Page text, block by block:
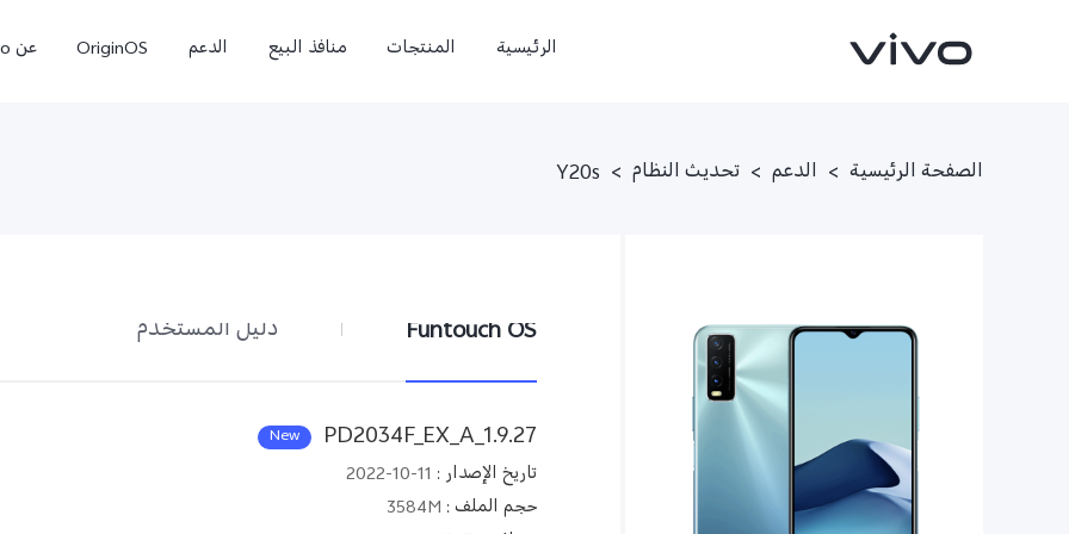
الرئيسية المنتجات منافذ البيع الدعم OriginOS عن vivo
X300FE
الصفحة الرئيسية > الدعم > تحديث النظام >
Y20s
Funtouch OS دليل المستخدم
PD2034F_EX_A_1.9.27
New
تاريخ الإصدار :
2022-10-11
حجم الملف:
3584M